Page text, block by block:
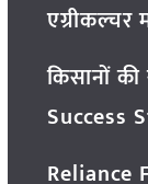
किसानों
Success
Reliance